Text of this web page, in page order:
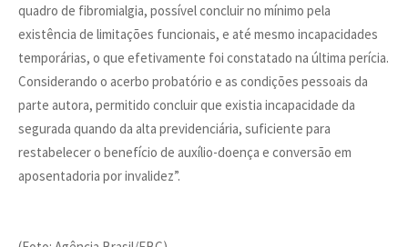
quadro de fibromialgia, possível concluir no mínimo pela
existência de limitações funcionais, e até mesmo incapacidades
temporárias, o que efetivamente foi constatado na última perícia.
Considerando o acerbo probatório e as condições pessoais da
parte autora, permitido concluir que existia incapacidade da
segurada quando da alta previdenciária, suficiente para
restabelecer o benefício de auxílio-doença e conversão em
aposentadoria por invalidez”.